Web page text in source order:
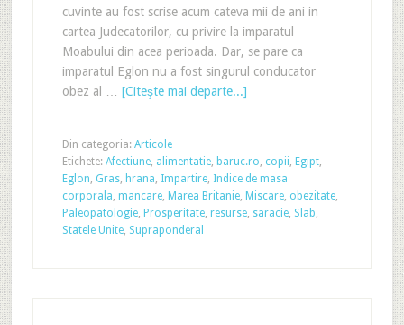
cuvinte au fost scrise acum cateva mii de ani in
cartea Judecatorilor, cu privire la imparatul
Moabului din acea perioada. Dar, se pare ca
imparatul Eglon nu a fost singurul conducator
obez al … [Citeşte mai departe...]
Din categoria: Articole
Etichete: Afectiune, alimentatie, baruc.ro, copii, Egipt,
Eglon, Gras, hrana, Impartire, Indice de masa
corporala, mancare, Marea Britanie, Miscare, obezitate,
Paleopatologie, Prosperitate, resurse, saracie, Slab,
Statele Unite, Supraponderal